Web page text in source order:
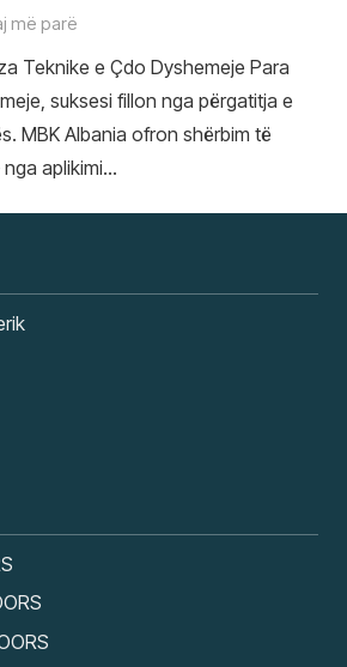
më parë
Teknike e Çdo Dyshemeje Para
suksesi fillon nga përgatitja e
MBK Albania ofron shërbim të
aplikimi…